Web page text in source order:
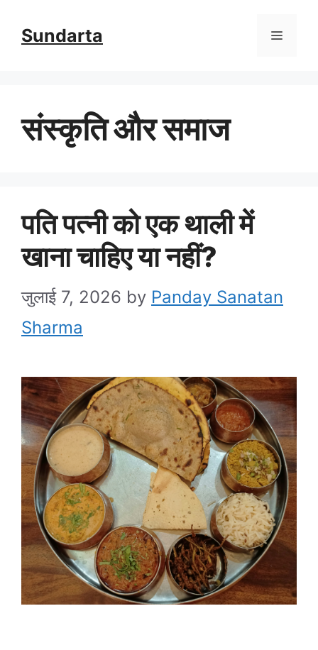
Sundarta Menu
संस्कृति और समाज
पति पत्नी को एक थाली में
खाना चाहिए या नहीं?
जुलाई 7, 2026 by Panday Sanatan
Sharma